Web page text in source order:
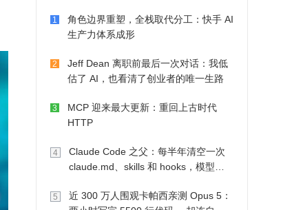
1
角色边界重塑，全栈取代分工：快手 AI
生产力体系成形
2
Jeff Dean 离职前最后一次对话：我低
估了 AI，也看清了创业者的唯一生路
3
MCP 迎来最大更新：重回上古时代
HTTP
4
Claude Code 之父：每半年清空一次
claude.md、skills 和 hooks，模型自
5
近 300 万人围观卡帕西亲测 Opus 5：